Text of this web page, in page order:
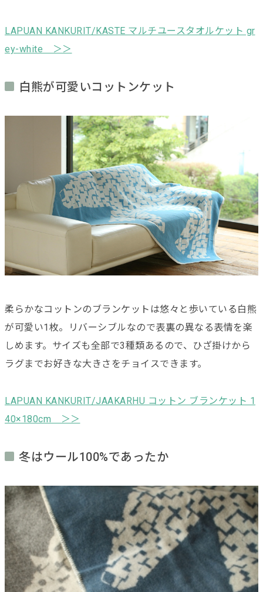
LAPUAN KANKURIT/KASTE マルチユースタオルケット gr
ey-white ＞＞
白熊が可愛いコットンケット
柔らかなコットンのブランケットは悠々と歩いている白熊
が可愛い1枚。リバーシブルなので表裏の異なる表情を楽
しめます。サイズも全部で3種類あるので、ひざ掛けから
ラグまでお好きな大きさをチョイスできます。
LAPUAN KANKURIT/JAAKARHU コットン ブランケット 1
40×180cm ＞＞
冬はウール100%であったか